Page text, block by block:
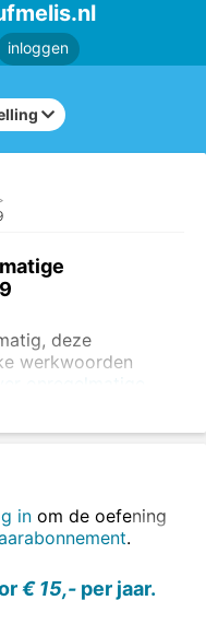
inloggen
deze
werkwoorden
.
tijd in.
in om de oefening
.
€ 15,- per jaar.